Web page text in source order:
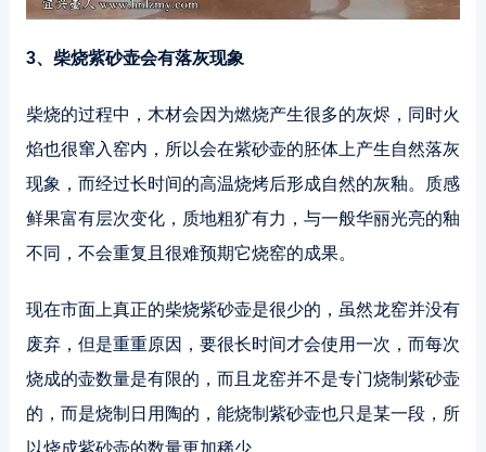
3、柴烧紫砂壶会有落灰现象
柴烧的过程中，木材会因为燃烧产生很多的灰烬，同时火
焰也很窜入窑内，所以会在紫砂壶的胚体上产生自然落灰
现象，而经过长时间的高温烧烤后形成自然的灰釉。质感
鲜果富有层次变化，质地粗犷有力，与一般华丽光亮的釉
不同，不会重复且很难预期它烧窑的成果。
现在市面上真正的柴烧紫砂壶是很少的，虽然龙窑并没有
废弃，但是重重原因，要很长时间才会使用一次，而每次
烧成的壶数量是有限的，而且龙窑并不是专门烧制紫砂壶
的，而是烧制日用陶的，能烧制紫砂壶也只是某一段，所